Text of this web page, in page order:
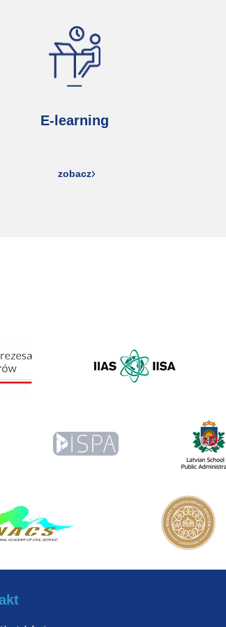
E-learning
zobacz